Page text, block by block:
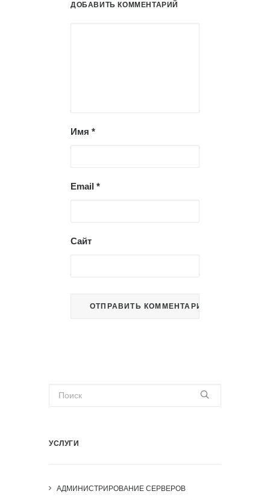
ДОБАВИТЬ КОММЕНТАРИЙ
Имя *
Email *
Сайт
УСЛУГИ
АДМИНИСТРИРОВАНИЕ СЕРВЕРОВ